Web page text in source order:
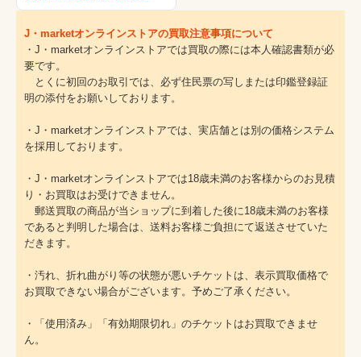
J・marketオンラインストアの買取注意事項について
・J・marketオンラインストアでは買取の際には本人確認書類が必
要です。
とくに初回のお取引では、必ず住民票の写しまたは印鑑登録証
明の添付をお願いしております。
・J・marketオンラインストアでは、実店舗とは別の価格システム
を採用しております。
・J・marketオンラインストアでは18歳未満のお客様からのお見積
り・お買取はお受けできません。
郵送買取の商品が当ショップに到着した後に18歳未満のお客様
であると判明した場合は、送料お客様ご負担にて返送させていた
だきます。
・汚れ、折れ曲がり等の状態が悪いチケットは、表示買取価格で
お買取できない場合がございます。予めご了承ください。
・「使用済み」「有効期限切れ」のチケットはお買取できませ
ん。